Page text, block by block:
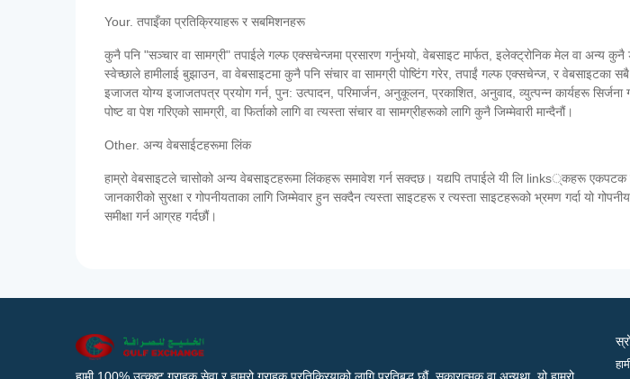
Your. तपाइँका प्रतिक्रियाहरू र सबमिशनहरू
कुनै पनि "सञ्चार वा सामग्री" तपाईले गल्फ एक्सचेन्जमा प्रसारण गर्नुभयो, वेबसाइट मार्फत, इलेक्ट्रोनिक मेल वा अन्य कुनै
स्वेच्छाले हामीलाई बुझाउन, वा वेबसाइटमा कुनै पनि संचार वा सामग्री पोष्टिंग गरेर, तपाईं गल्फ एक्सचेन्ज, र वेबसाइटका सबै
इजाजत योग्य इजाजतपत्र प्रयोग गर्न, पुन: उत्पादन, परिमार्जन, अनुकूलन, प्रकाशित, अनुवाद, व्युत्पन्न कार्यहरू सिर्जना
पोष्ट वा पेश गरिएको सामग्री, वा फिर्ताको लागि वा त्यस्ता संचार वा सामग्रीहरूको लागि कुनै जिम्मेवारी मान्दैनौं।
Other. अन्य वेबसाईटहरूमा लिंक
हाम्रो वेबसाइटले चासोको अन्य वेबसाइटहरूमा लिंकहरू समावेश गर्न सक्दछ। यद्यपि तपाईले यी लि links्कहरू एकपटक
जानकारीको सुरक्षा र गोपनीयताका लागि जिम्मेवार हुन सक्दैन त्यस्ता साइटहरू र त्यस्ता साइटहरूको भ्रमण गर्दा यो
समीक्षा गर्न आग्रह गर्दछौं।